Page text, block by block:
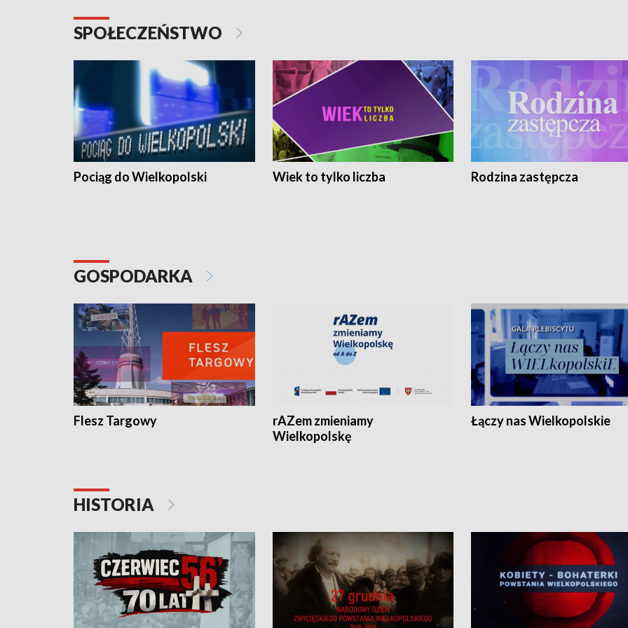
SPOŁECZEŃSTWO
Pociąg do Wielkopolski Wiek to tylko liczba Rodzina zastępcza
GOSPODARKA
Flesz Targowy
rAZem zmieniamy
Wielkopolskę
Łączy nas Wielkopolskie
HISTORIA